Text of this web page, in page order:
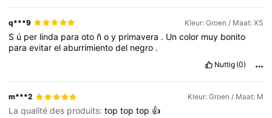
q***9 Kleur: Groen / Maat: XS
S ú per linda paraoto ñoy primavera . Uncolor muy bonito
paraevitarelaburrimientodel negro .
Nuttig (0)
m***2 Kleur: Groen / Maat: M
La qualité des produits:toptoptop 👍